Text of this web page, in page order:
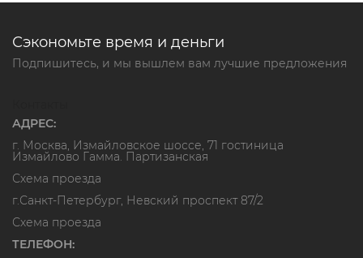
Сэкономьте время и деньги
Подпишитесь, и мы вышлем вам лучшие предложения
АДРЕС:
г. Москва, Измайловское шоссе, 71 гостиница
Измайлово Гамма. Партизанская
Схема проезда
г.Санкт-Петербург, Невский проспект 87/2
Схема проезда
ТЕЛЕФОН: